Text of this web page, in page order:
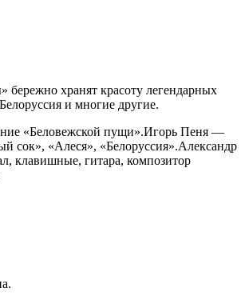
бережно хранят красоту легендарных
и многие другие.
«Беловежской пущи».​Игорь Пеня —
сок», «Алеся», «Белоруссия».​Александр
клавишные, гитара, композитор